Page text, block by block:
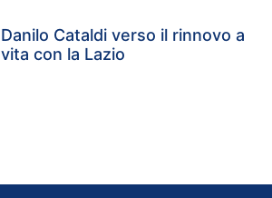
Danilo Cataldi verso il rinnovo a
vita con la Lazio